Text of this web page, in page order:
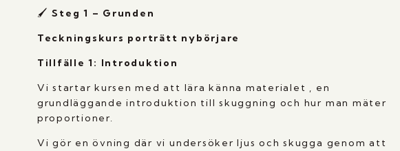
🖌️ Steg 1 – Grunden
Teckningskurs porträtt nybörjare
Tillfälle 1: Introduktion
Vi startar kursen med att lära känna materialet , en
grundläggande introduktion till skuggning och hur man mäter
proportioner.
Vi gör en övning där vi undersöker ljus och skugga genom att